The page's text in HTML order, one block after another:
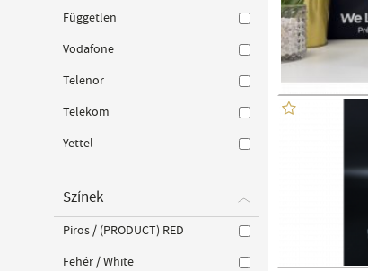
Független
Vodafone
Telenor
Telekom
Yettel
Színek
Piros / (PRODUCT) RED
Fehér / White